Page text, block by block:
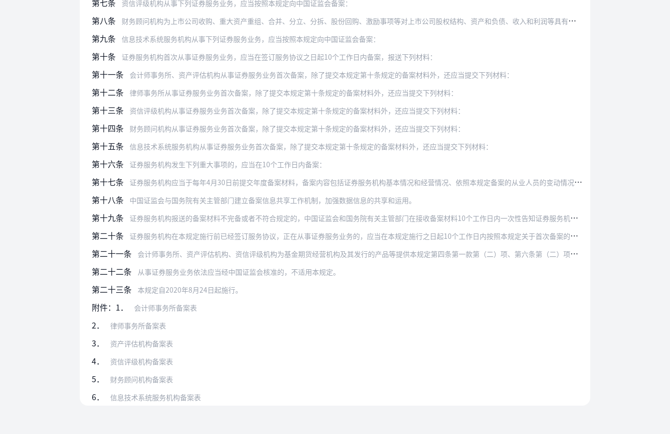
第七条 资信评级机构从事下列证券服务业务，应当按照本规定向中国证监会备案：
第八条 财务顾问机构为上市公司收购、重大资产重组、合并、分立、分拆、股份回购、激励事项等对上市公司股权结构、资产和负债、收入和利润等具有重大影响的相关事项提供方案设计、…
第九条 信息技术系统服务机构从事下列证券服务业务，应当按照本规定向中国证监会备案：
第十条 证券服务机构首次从事证券服务业务，应当在签订服务协议之日起10个工作日内备案，报送下列材料：
第十一条 会计师事务所、资产评估机构从事证券服务业务首次备案，除了提交本规定第十条规定的备案材料外，还应当提交下列材料：
第十二条 律师事务所从事证券服务业务首次备案，除了提交本规定第十条规定的备案材料外，还应当提交下列材料：
第十三条 资信评级机构从事证券服务业务首次备案，除了提交本规定第十条规定的备案材料外，还应当提交下列材料：
第十四条 财务顾问机构从事证券服务业务首次备案，除了提交本规定第十条规定的备案材料外，还应当提交下列材料：
第十五条 信息技术系统服务机构从事证券服务业务首次备案，除了提交本规定第十条规定的备案材料外，还应当提交下列材料：
第十六条 证券服务机构发生下列重大事项的，应当在10个工作日内备案：
第十七条 证券服务机构应当于每年4月30日前提交年度备案材料，备案内容包括证券服务机构基本情况和经营情况、依照本规定备案的从业人员的变动情况、内部管理制度的执行情况和变动…
第十八条 中国证监会与国务院有关主管部门建立备案信息共享工作机制，加强数据信息的共享和运用。
第十九条 证券服务机构报送的备案材料不完备或者不符合规定的，中国证监会和国务院有关主管部门在接收备案材料10个工作日内一次性告知证券服务机构补正备案材料。证券服务机构应当…
第二十条 证券服务机构在本规定施行前已经签订服务协议，正在从事证券服务业务的，应当在本规定施行之日起10个工作日内按照本规定关于首次备案的要求进行备案。
第二十一条 会计师事务所、资产评估机构、资信评级机构为基金期货经营机构及其发行的产品等提供本规定第四条第一款第（二）项、第六条第（二）项、第七条第（三）项规定的服务的，参照…
第二十二条 从事证券服务业务依法应当经中国证监会核准的，不适用本规定。
第二十三条 本规定自2020年8月24日起施行。
附件：1． 会计师事务所备案表
2． 律师事务所备案表
3． 资产评估机构备案表
4． 资信评级机构备案表
5． 财务顾问机构备案表
6． 信息技术系统服务机构备案表